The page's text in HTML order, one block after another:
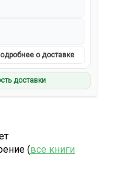
о доставке
доставки
(все книги